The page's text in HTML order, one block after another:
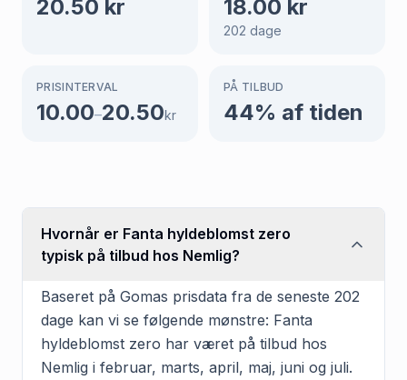
20.50 kr 18.00 kr
202 dage
PRISINTERVAL
10.00–20.50kr
PÅ TILBUD
44% af tiden
Hvornår er Fanta hyldeblomst zero
typisk på tilbud hos Nemlig?
Baseret på Gomas prisdata fra de seneste 202
dage kan vi se følgende mønstre: Fanta
hyldeblomst zero har været på tilbud hos
Nemlig i februar, marts, april, maj, juni og juli.